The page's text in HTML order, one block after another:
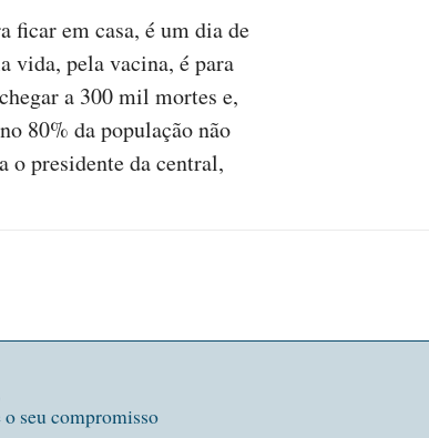
ficar em casa, é um dia de
vida, pela vacina, é para
a 300 mil mortes e,
80% da população não
o presidente da central,
seu compromisso